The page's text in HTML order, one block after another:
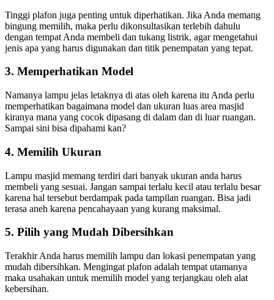
Tinggi plafon juga penting untuk diperhatikan. Jika Anda memang
bingung memilih, maka perlu dikonsultasikan terlebih dahulu
dengan tempat Anda membeli dan tukang listrik, agar mengetahui
jenis apa yang harus digunakan dan titik penempatan yang tepat.
3. Memperhatikan Model
Namanya lampu jelas letaknya di atas oleh karena itu Anda perlu
memperhatikan bagaimana model dan ukuran luas area masjid
kiranya mana yang cocok dipasang di dalam dan di luar ruangan.
Sampai sini bisa dipahami kan?
4. Memilih Ukuran
Lampu masjid memang terdiri dari banyak ukuran anda harus
membeli yang sesuai. Jangan sampai terlalu kecil atau terlalu besar
karena hal tersebut berdampak pada tampilan ruangan. Bisa jadi
terasa aneh karena pencahayaan yang kurang maksimal.
5. Pilih yang Mudah Dibersihkan
Terakhir Anda harus memilih lampu dan lokasi penempatan yang
mudah dibersihkan. Mengingat plafon adalah tempat utamanya
maka usahakan untuk memilih model yang terjangkau oleh alat
kebersihan.